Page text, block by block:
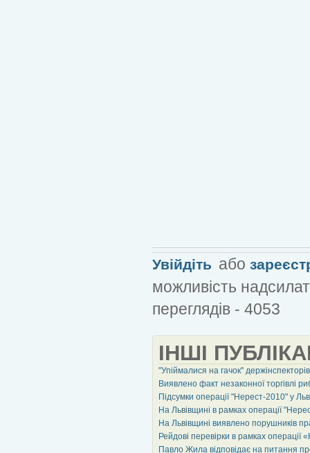
Увійдіть або
можливість
переглядів - 4053
ІНШІ
"Упіймалися на гачок" держінспекторів
Виявлено факт незаконної торгівлі
Підсумки операції "Нерест-2010" у
На Львівщині в рамках операції
На Львівщині виявлено порушників
Рейдові перевірки в рамках операції
Павло Жила відповідає на питання